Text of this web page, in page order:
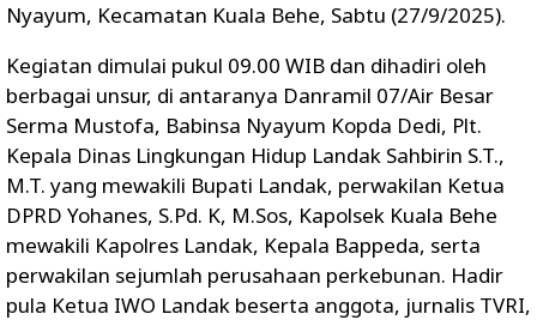
Nyayum, Kecamatan Kuala Behe, Sabtu (27/9/2025).
Kegiatan dimulai pukul 09.00 WIB dan dihadiri oleh
berbagai unsur, di antaranya Danramil 07/Air Besar
Serma Mustofa, Babinsa Nyayum Kopda Dedi, Plt.
Kepala Dinas Lingkungan Hidup Landak Sahbirin S.T.,
M.T. yang mewakili Bupati Landak, perwakilan Ketua
DPRD Yohanes, S.Pd. K, M.Sos, Kapolsek Kuala Behe
mewakili Kapolres Landak, Kepala Bappeda, serta
perwakilan sejumlah perusahaan perkebunan. Hadir
pula Ketua IWO Landak beserta anggota, jurnalis TVRI,